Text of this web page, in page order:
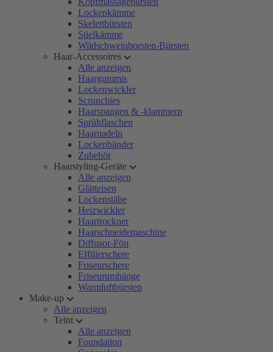
Lockenkämme
Skelettbürsten
Stielkämme
Wildschweinborsten-Bürsten
Haar-Accessoires
Alle anzeigen
Haargummis
Lockenwickler
Scrunchies
Haarspangen & -klammern
Sprühflaschen
Haarnadeln
Lockenbänder
Zubehör
Haarstyling-Geräte
Alle anzeigen
Glätteisen
Lockenstäbe
Heizwickler
Haartrockner
Haarschneidemaschine
Diffusor-Fön
Effilierschere
Friseurschere
Friseurumhänge
Warmluftbürsten
Make-up
Alle anzeigen
Teint
Alle anzeigen
Foundation